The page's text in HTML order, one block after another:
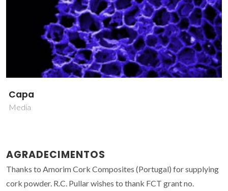
Capa
Media
AGRADECIMENTOS
Thanks to Amorim Cork Composites (Portugal) for supplying
cork powder. R.C. Pullar wishes to thank FCT grant no.